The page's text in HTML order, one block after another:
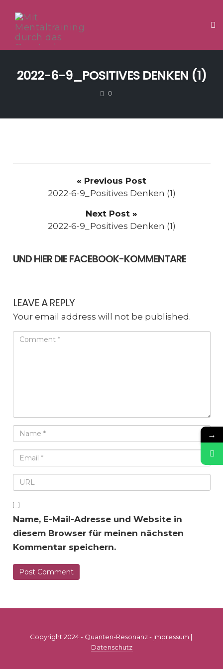
content2022-6-9_POSITIVES DENKEN (1)
0
« Previous Post
2022-6-9_Positives Denken (1)
Next Post »
2022-6-9_Positives Denken (1)
UND HIER DIE FACEBOOK-KOMMENTARE
LEAVE A REPLY
Your email address will not be published.
Name, E-Mail-Adresse und Website in
diesem Browser für meinen nächsten
Kommentar speichern.
Copyright 2024 - Quanten-Resonanz - Impressum |
Datenschutz
→